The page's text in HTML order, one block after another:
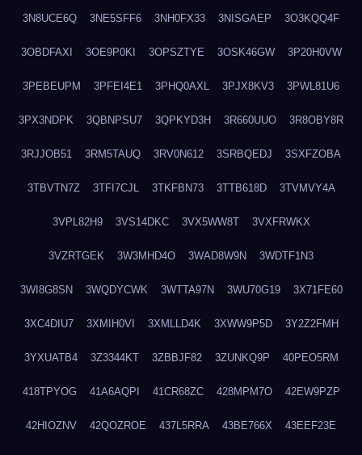
3N8UCE6Q 3NE5SFF6 3NH0FX33 3NISGAEP 3O3KQQ4F
3OBDFAXI 3OE9P0KI 3OPSZTYE 3OSK46GW 3P20H0VW
3PEBEUPM 3PFEI4E1 3PHQ0AXL 3PJX8KV3 3PWL81U6
3PX3NDPK 3QBNPSU7 3QPKYD3H 3R660UUO 3R8OBY8R
3RJJOB51 3RM5TAUQ 3RV0N612 3SRBQEDJ 3SXFZOBA
3TBVTN7Z 3TFI7CJL 3TKFBN73 3TTB618D 3TVMVY4A
3VPL82H9 3VS14DKC 3VX5WW8T 3VXFRWKX
3VZRTGEK 3W3MHD4O 3WAD8W9N 3WDTF1N3
3WI8G8SN 3WQDYCWK 3WTTA97N 3WU70G19 3X71FE60
3XC4DIU7 3XMIH0VI 3XMLLD4K 3XWW9P5D 3Y2Z2FMH
3YXUATB4 3Z3344KT 3ZBBJF82 3ZUNKQ9P 40PEO5RM
418TPYOG 41A6AQPI 41CR68ZC 428MPM7O 42EW9PZP
42HIOZNV 42QOZROE 437L5RRA 43BE766X 43EEF23E